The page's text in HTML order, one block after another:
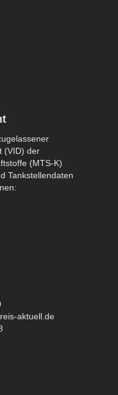
(VID) der
(MTS-K)
Tankstellendaten
aktuell.de